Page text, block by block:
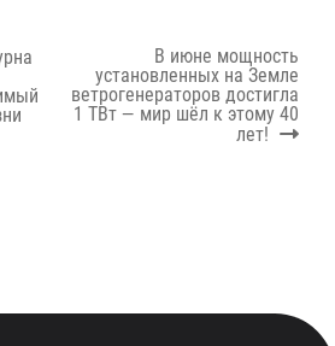
Next
post:
В июне мощность
установленных на Земле
ветрогенераторов достигла
1 ТВт — мир шёл к этому 40
лет!